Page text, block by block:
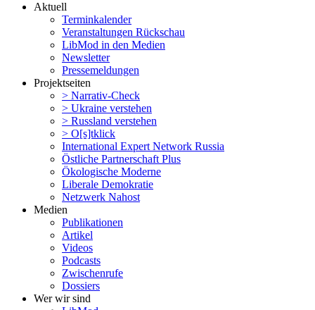
Aktuell
Termin­ka­lender
Veran­stal­tungen Rückschau
LibMod in den Medien
Newsletter
Presse­mel­dungen
Projekt­seiten
> Narrativ-Check
> Ukraine verstehen
> Russland verstehen
> O[s]tklick
Inter­na­tional Expert Network Russia
Östliche Partner­schaft Plus
Ökolo­gische Moderne
Liberale Demokratie
Netzwerk Nahost
Medien
Publi­ka­tionen
Artikel
Videos
Podcasts
Zwischenrufe
Dossiers
Wer wir sind